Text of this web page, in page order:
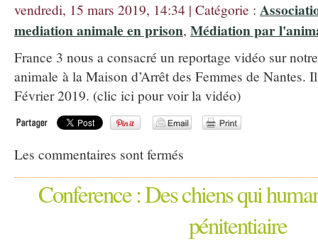
vendredi, 15 mars 2019, 14:34 | Catégorie :
mediation animale en prison, Médiation par
France 3 nous a consacré un reportage vidéo sur
animale à la Maison d’Arrêt des Femmes de Nantes.
Février 2019. (clic ici pour voir la vidéo)
Les commentaires sont fermés
Conference : Des chiens qui
pénitentiaire